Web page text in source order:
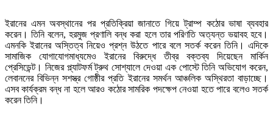
ইরানের এমন অবস্থানের পর প্রতিক্রিয়া জানাতে গিয়ে ট্রাম্প কঠোর ভাষা ব্যবহার
করেন। তিনি বলেন, হরমুজ প্রণালি বন্ধ করা হলে তার পরিণতি অত্যন্ত ভয়াবহ হবে।
এমনকি ইরানের অস্তিত্ব নিয়েও প্রশ্ন উঠতে পারে বলে সতর্ক করেন তিনি। এদিকে
সামাজিক যোগাযোগমাধ্যমেও ইরানের বিরুদ্ধে তীব্র বক্তব্য দিয়েছেন মার্কিন
প্রেসিডেন্ট। নিজের প্ল্যাটফর্ম ট্রুথ সোশ্যালে দেওয়া এক পোস্টে তিনি অভিযোগ করেন,
লেবাননের বিভিন্ন সশস্ত্র গোষ্ঠীর প্রতি ইরানের সমর্থন আঞ্চলিক অস্থিরতা বাড়াচ্ছে।
এসব কার্যক্রম বন্ধ না হলে আরও কঠোর সামরিক পদক্ষেপ নেওয়া হতে পারে বলেও সতর্ক
করেন তিনি।